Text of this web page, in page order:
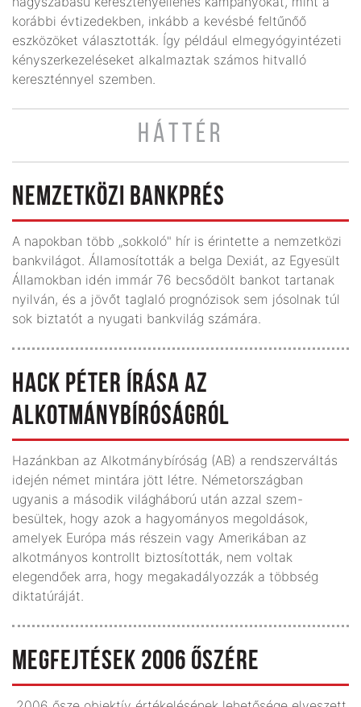
korábbi évtizedekben, inkább a kevésbé feltűnőő
eszközöket választották. Így például elmegyógyintézeti
kényszerkezeléseket alkalmaztak számos hitvalló
kereszténnyel szemben.
HÁTTÉR
NEMZETKÖZI BANKPRÉS
A napokban több „sokkoló" hír is érintette a nemzetközi
bankvilágot. Államosították a belga Dexiát, az Egyesült
Államokban idén immár 76 becsődölt bankot tartanak
nyilván, és a jövőt taglaló prognózisok sem jósolnak túl
sok biztatót a nyugati bankvilág számára.
HACK PÉTER ÍRÁSA AZ
ALKOTMÁNYBÍRÓSÁGRÓL
Hazánkban az Alkotmánybíróság (AB) a rendszerváltás
idején német mintára jött létre. Németországban
ugyanis a második világháború után azzal szem-
besültek, hogy azok a hagyományos megoldások,
amelyek Európa más részein vagy Amerikában az
alkotmányos kontrollt biztosították, nem voltak
elegendőek arra, hogy megakadályozzák a többség
diktatúráját.
MEGFEJTÉSEK 2006 ŐSZÉRE